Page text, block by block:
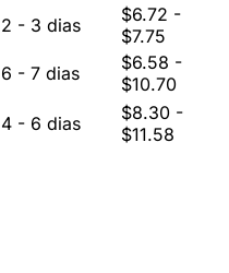
2 - 3 dias
$6.72 -
$7.75
6 - 7 dias
$6.58 -
$10.70
4 - 6 dias
$8.30 -
$11.58